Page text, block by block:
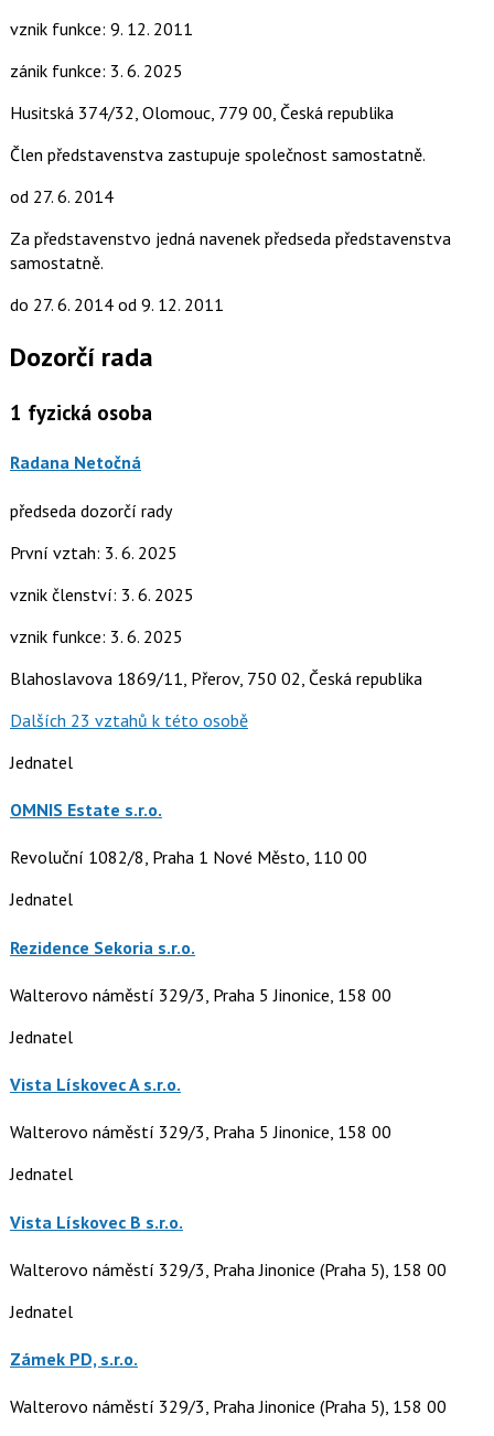
vznik funkce: 9. 12. 2011
zánik funkce: 3. 6. 2025
Husitská 374/32, Olomouc, 779 00, Česká republika
Člen představenstva zastupuje společnost samostatně.
od 27. 6. 2014
Za představenstvo jedná navenek předseda představenstva
samostatně.
do 27. 6. 2014od 9. 12. 2011
Dozorčí rada
1 fyzická osoba
Radana Netočná
předseda dozorčí rady
První vztah: 3. 6. 2025
vznik členství: 3. 6. 2025
vznik funkce: 3. 6. 2025
Blahoslavova 1869/11, Přerov, 750 02, Česká republika
Dalších 23 vztahů k této osobě
Jednatel
OMNIS Estate s.r.o.
Revoluční 1082/8, Praha 1 Nové Město, 110 00
Jednatel
Rezidence Sekoria s.r.o.
Walterovo náměstí 329/3, Praha 5 Jinonice, 158 00
Jednatel
Vista Lískovec A s.r.o.
Walterovo náměstí 329/3, Praha 5 Jinonice, 158 00
Jednatel
Vista Lískovec B s.r.o.
Walterovo náměstí 329/3, Praha Jinonice (Praha 5), 158 00
Jednatel
Zámek PD, s.r.o.
Walterovo náměstí 329/3, Praha Jinonice (Praha 5), 158 00